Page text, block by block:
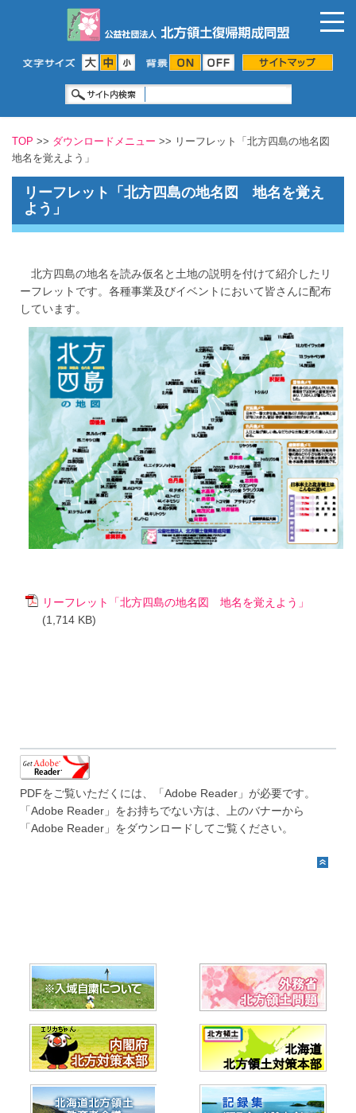
TOP >> ダウンロードメニュー >> リーフレット「北方四島の地名図
地名を覚えよう」
リーフレット「北方四島の地名図 地名を覚え
よう」
北方四島の地名を読み仮名と土地の説明を付けて紹介したリ
ーフレットです。各種事業及びイベントにおいて皆さんに配布
しています。
リーフレット「北方四島の地名図 地名を覚えよう」
(1,714 KB)
PDFをご覧いただくには、「Adobe Reader」が必要です。
「Adobe Reader」をお持ちでない方は、上のバナーから
「Adobe Reader」をダウンロードしてご覧ください。